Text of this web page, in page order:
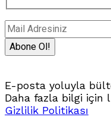
E-posta yoluyla
Daha fazla bilgi için
Gizlilik Politikası